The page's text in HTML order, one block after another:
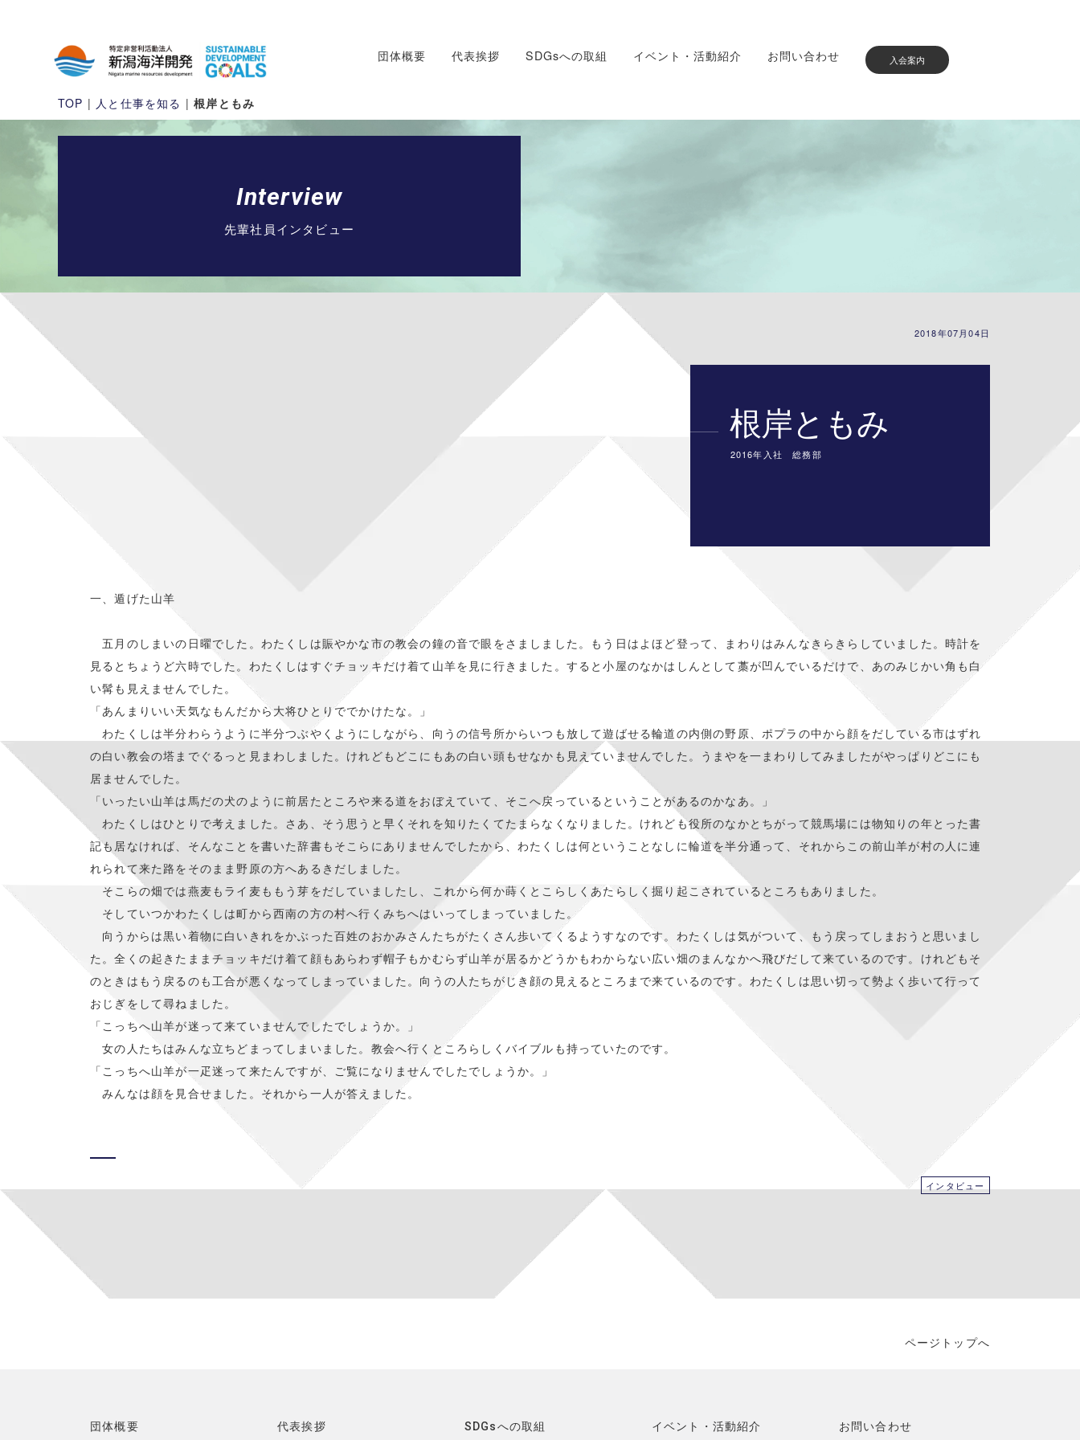
団体概要 代表挨拶 SDGsへの取組 イベント・活動紹介 お問い合わせ 入会案内
TOP | 人と仕事を知る |根岸ともみ
Interview
先輩社員インタビュー
2018年07月04日
根岸ともみ
2016年入社 総務部
一、遁げた山羊
五月のしまいの日曜でした。わたくしは賑やかな市の教会の鐘の音で眼をさましました。もう日はよほど登って、まわりはみんなきらきらしていました。時計を
見るとちょうど六時でした。わたくしはすぐチョッキだけ着て山羊を見に行きました。すると小屋のなかはしんとして藁が凹んでいるだけで、あのみじかい角も白
い髯も見えませんでした。
「あんまりいい天気なもんだから大将ひとりででかけたな。」
わたくしは半分わらうように半分つぶやくようにしながら、向うの信号所からいつも放して遊ばせる輪道の内側の野原、ポプラの中から顔をだしている市はずれ
の白い教会の塔までぐるっと見まわしました。けれどもどこにもあの白い頭もせなかも見えていませんでした。うまやを一まわりしてみましたがやっぱりどこにも
居ませんでした。
「いったい山羊は馬だの犬のように前居たところや来る道をおぼえていて、そこへ戻っているということがあるのかなあ。」
わたくしはひとりで考えました。さあ、そう思うと早くそれを知りたくてたまらなくなりました。けれども役所のなかとちがって競馬場には物知りの年とった書
記も居なければ、そんなことを書いた辞書もそこらにありませんでしたから、わたくしは何ということなしに輪道を半分通って、それからこの前山羊が村の人に連
れられて来た路をそのまま野原の方へあるきだしました。
そこらの畑では燕麦もライ麦ももう芽をだしていましたし、これから何か蒔くとこらしくあたらしく掘り起こされているところもありました。
そしていつかわたくしは町から西南の方の村へ行くみちへはいってしまっていました。
向うからは黒い着物に白いきれをかぶった百姓のおかみさんたちがたくさん歩いてくるようすなのです。わたくしは気がついて、もう戻ってしまおうと思いまし
た。全くの起きたままチョッキだけ着て顔もあらわず帽子もかむらず山羊が居るかどうかもわからない広い畑のまんなかへ飛びだして来ているのです。けれどもそ
のときはもう戻るのも工合が悪くなってしまっていました。向うの人たちがじき顔の見えるところまで来ているのです。わたくしは思い切って勢よく歩いて行って
おじぎをして尋ねました。
「こっちへ山羊が迷って来ていませんでしたでしょうか。」
女の人たちはみんな立ちどまってしまいました。教会へ行くところらしくバイブルも持っていたのです。
「こっちへ山羊が一疋迷って来たんですが、ご覧になりませんでしたでしょうか。」
みんなは顔を見合せました。それから一人が答えました。
インタビュー
ページトップへ
団体概要 代表挨拶 SDGsへの取組 イベント・活動紹介 お問い合わせ